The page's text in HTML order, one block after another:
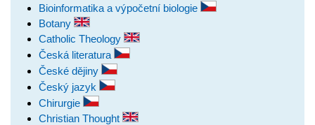
Bioinformatika a výpočetní biologie
Botany
Catholic Theology
Česká literatura
České dějiny
Český jazyk
Chirurgie
Christian Thought